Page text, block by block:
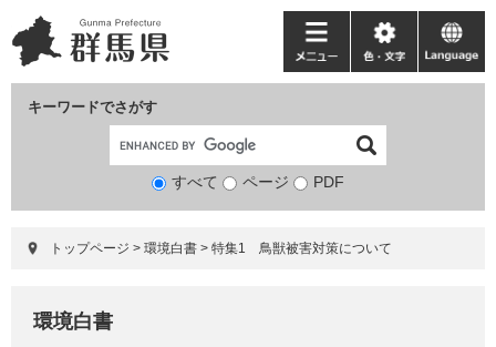
ー
ジ
ニ
ュ
て
キーワードでさがす
検
象
すべて ページ PDF
メ
ニ
ー
色・
文
language
トップページ > 環境白書 > 特集1 鳥獣被害対策について
環境白書